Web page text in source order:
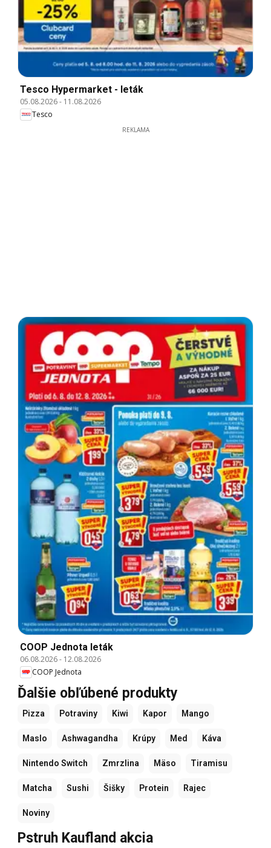
Tesco Hypermarket - leták
05.08.2026- 11.08.2026
Tesco
REKLAMA
COOP Jednota leták
06.08.2026- 12.08.2026
COOP Jednota
Ďalšie obľúbené produkty
Pizza Potraviny Kiwi Kapor Mango
Maslo Ashwagandha Krúpy Med Káva
Nintendo Switch Zmrzlina Mäso Tiramisu
Matcha Sushi Šišky Protein Rajec
Noviny
Pstruh Kaufland akcia